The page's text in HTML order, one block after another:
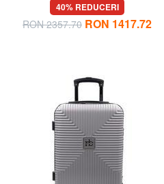
40% REDUCERI
RON 2357.70 RON 1417.72